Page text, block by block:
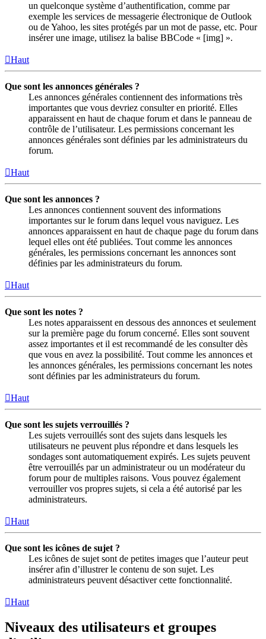
un quelconque système d’authentification, comme par
exemple les services de messagerie électronique de Outlook
ou de Yahoo, les sites protégés par un mot de passe, etc. Pour
insérer une image, utilisez la balise BBCode « [img] ».
Haut
Que sont les annonces générales ?
Les annonces générales contiennent des informations très
importantes que vous devriez consulter en priorité. Elles
apparaissent en haut de chaque forum et dans le panneau de
contrôle de l’utilisateur. Les permissions concernant les
annonces générales sont définies par les administrateurs du
forum.
Haut
Que sont les annonces ?
Les annonces contiennent souvent des informations
importantes sur le forum dans lequel vous naviguez. Les
annonces apparaissent en haut de chaque page du forum dans
lequel elles ont été publiées. Tout comme les annonces
générales, les permissions concernant les annonces sont
définies par les administrateurs du forum.
Haut
Que sont les notes ?
Les notes apparaissent en dessous des annonces et seulement
sur la première page du forum concerné. Elles sont souvent
assez importantes et il est recommandé de les consulter dès
que vous en avez la possibilité. Tout comme les annonces et
les annonces générales, les permissions concernant les notes
sont définies par les administrateurs du forum.
Haut
Que sont les sujets verrouillés ?
Les sujets verrouillés sont des sujets dans lesquels les
utilisateurs ne peuvent plus répondre et dans lesquels les
sondages sont automatiquement expirés. Les sujets peuvent
être verrouillés par un administrateur ou un modérateur du
forum pour de multiples raisons. Vous pouvez également
verrouiller vos propres sujets, si cela a été autorisé par les
administrateurs.
Haut
Que sont les icônes de sujet ?
Les icônes de sujet sont de petites images que l’auteur peut
insérer afin d’illustrer le contenu de son sujet. Les
administrateurs peuvent désactiver cette fonctionnalité.
Haut
Niveaux des utilisateurs et groupes